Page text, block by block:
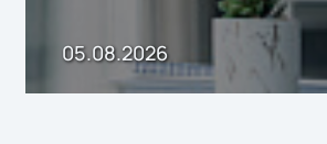
05.08.2026